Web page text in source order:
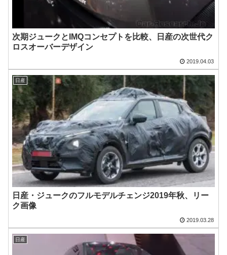
次期ジュークとIMQコンセプトを比較、日産の次世代ク
ロスオーバーデザイン
2019.04.03
日産
日産・ジュークのフルモデルチェンジ2019年秋、リー
ク画像
2019.03.28
日産